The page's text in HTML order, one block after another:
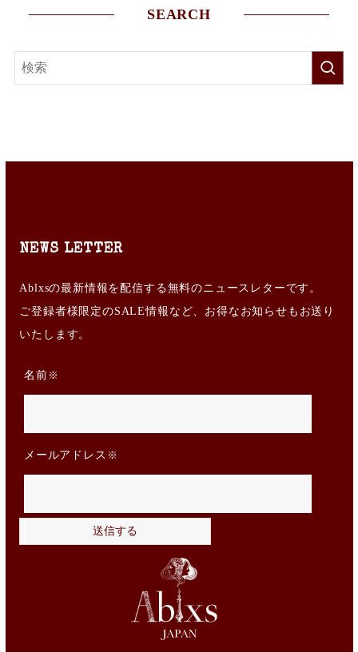
SEARCH
NEWS LETTER
Ablxsの最新情報を配信する無料のニュースレターです。
ご登録者様限定のSALE情報など、お得なお知らせもお送り
いたします。
名前
メールアドレス